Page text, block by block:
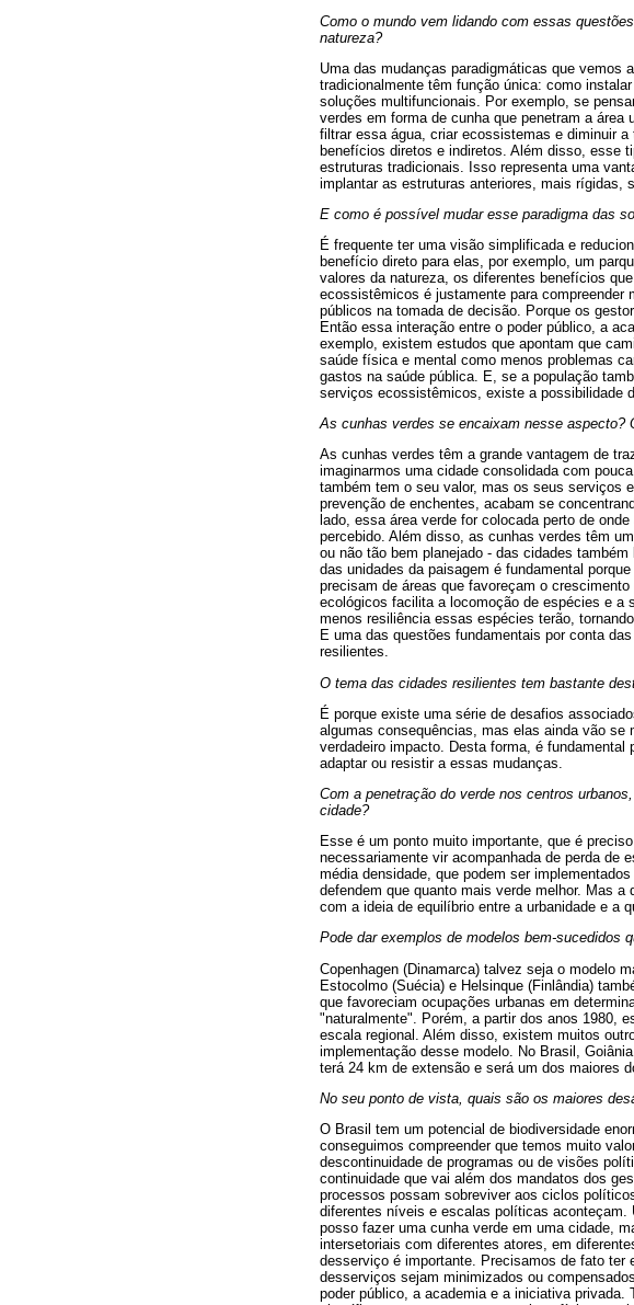
Como o mundo vem lidando com essas
natureza?
Uma das mudanças paradigmáticas que vemos
tradicionalmente têm função única: como
soluções multifuncionais. Por exemplo, se
verdes em forma de cunha que penetram a
filtrar essa água, criar ecossistemas e diminuir
benefícios diretos e indiretos. Além disso, esse
estruturas tradicionais. Isso representa uma
implantar as estruturas anteriores, mais rígidas,
E como é possível mudar esse paradigma das
É frequente ter uma visão simplificada e
benefício direto para elas, por exemplo, um
valores da natureza, os diferentes benefícios
ecossistêmicos é justamente para
públicos na tomada de decisão. Porque os
Então essa interação entre o poder público, a
exemplo, existem estudos que apontam que
saúde física e mental como menos problemas
gastos na saúde pública. E, se a população
serviços ecossistêmicos, existe a possibilidade
As cunhas verdes se encaixam nesse aspecto?
As cunhas verdes têm a grande vantagem de
imaginarmos uma cidade consolidada com
também tem o seu valor, mas os seus serviços
prevenção de enchentes, acabam se
lado, essa área verde for colocada perto de
percebido. Além disso, as cunhas verdes têm
ou não tão bem planejado - das cidades
das unidades da paisagem é fundamental
precisam de áreas que favoreçam o
ecológicos facilita a locomoção de espécies e a
menos resiliência essas espécies terão,
E uma das questões fundamentais por conta
resilientes.
O tema das cidades resilientes tem bastante
É porque existe uma série de desafios
algumas consequências, mas elas ainda vão se
verdadeiro impacto. Desta forma, é
adaptar ou resistir a essas mudanças.
Com a penetração do verde nos centros
cidade?
Esse é um ponto muito importante, que é
necessariamente vir acompanhada de perda de
média densidade, que podem ser
defendem que quanto mais verde melhor. Mas
com a ideia de equilíbrio entre a urbanidade e a
Pode dar exemplos de modelos bem-sucedidos
Copenhagen (Dinamarca) talvez seja o modelo
Estocolmo (Suécia) e Helsinque (Finlândia)
que favoreciam ocupações urbanas em
"naturalmente". Porém, a partir dos anos 1980,
escala regional. Além disso, existem muitos
implementação desse modelo. No Brasil,
terá 24 km de extensão e será um dos maiores
No seu ponto de vista, quais são os maiores
O Brasil tem um potencial de biodiversidade
conseguimos compreender que temos muito
descontinuidade de programas ou de visões
continuidade que vai além dos mandatos dos
processos possam sobreviver aos ciclos
diferentes níveis e escalas políticas aconteçam.
posso fazer uma cunha verde em uma cidade,
intersetoriais com diferentes atores, em
desserviço é importante. Precisamos de fato ter
desserviços sejam minimizados ou
poder público, a academia e a iniciativa